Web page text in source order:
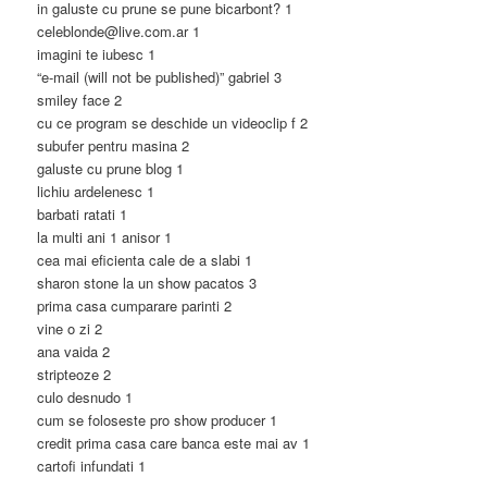
in galuste cu prune se pune bicarbont? 1
celeblonde@live.com.ar 1
imagini te iubesc 1
“e-mail (will not be published)” gabriel 3
smiley face 2
cu ce program se deschide un videoclip f 2
subufer pentru masina 2
galuste cu prune blog 1
lichiu ardelenesc 1
barbati ratati 1
la multi ani 1 anisor 1
cea mai eficienta cale de a slabi 1
sharon stone la un show pacatos 3
prima casa cumparare parinti 2
vine o zi 2
ana vaida 2
stripteoze 2
culo desnudo 1
cum se foloseste pro show producer 1
credit prima casa care banca este mai av 1
cartofi infundati 1